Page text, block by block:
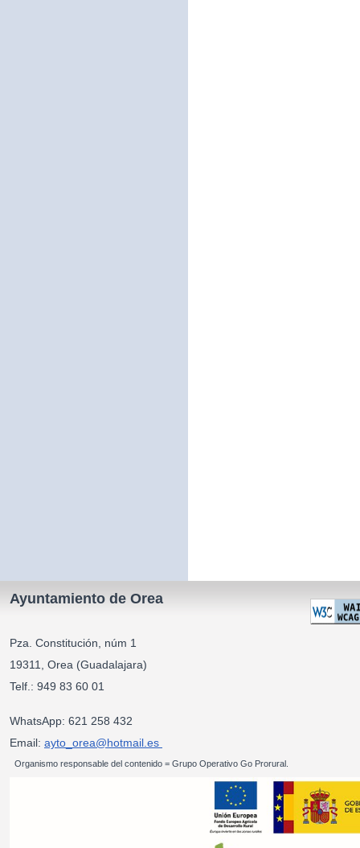
Ayuntamiento de Orea
Pza. Constitución, núm 1
19311, Orea (Guadalajara)
Telf.: 949 83 60 01
WhatsApp: 621 258 432
Email: ayto_orea@hotmail.es
Organismo responsable del contenido = Grupo Operativo Go Prorural.